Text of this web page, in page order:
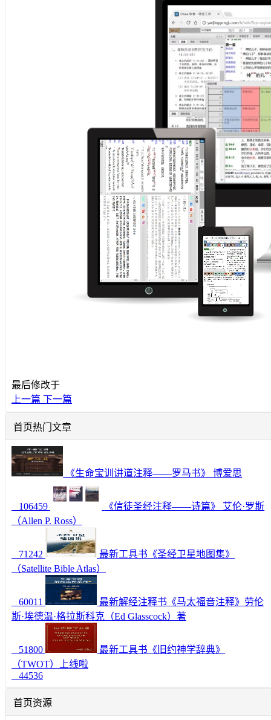
最后修改于
上一篇 下一篇
首页热门文章
《生命宝训讲道注释——罗马书》 博爱思
106459
《信徒圣经注释——诗篇》 艾伦·罗斯
（Allen P. Ross）
71242
最新工具书《圣经卫星地图集》
（Satellite Bible Atlas）
60011
最新解经注释书《马太福音注释》劳伦
斯·埃德温·格拉斯科克（Ed Glasscock）著
51800
最新工具书《旧约神学辞典》
（TWOT）上线啦
44536
首页资源